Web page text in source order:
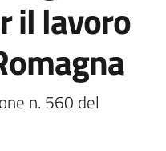
il lavoro
n. 560 del